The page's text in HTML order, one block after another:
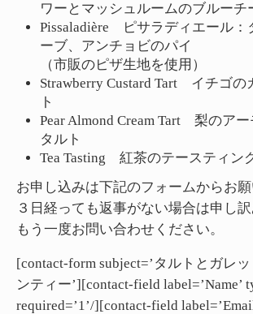
ワーとマッシュルームのブルーチ
Pissaladière ピサラディエール：
ーブ、アンチョビのパイ
（市販のピザ生地を使用）
Strawberry Custard Tart イチゴの
ト
Pear Almond Cream Tart 梨のア
タルト
Tea Tasting 紅茶のテースティン
お申し込みは下記のフォームからお願
３日経っても返事がない場合は申し訳
もう一度お問い合わせください。
[contact-form subject=’タルトとガレ
ンティー’][contact-field label=’Name’
required=’1’/][contact-field